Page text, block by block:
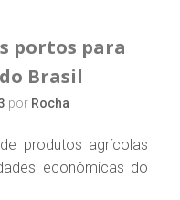
portos para
Brasil
por Rocha
produtos agrícolas
econômicas do